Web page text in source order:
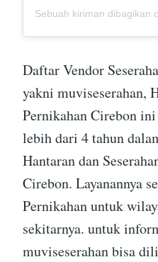
Daftar Vendor
yakni muviseserahan,
Pernikahan Cirebon
lebih dari 4 tahun
Hantaran dan
Cirebon. Layanannya
Pernikahan untuk
sekitarnya. untuk
muviseserahan bisa